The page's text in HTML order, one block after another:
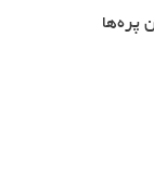
پره‌ها